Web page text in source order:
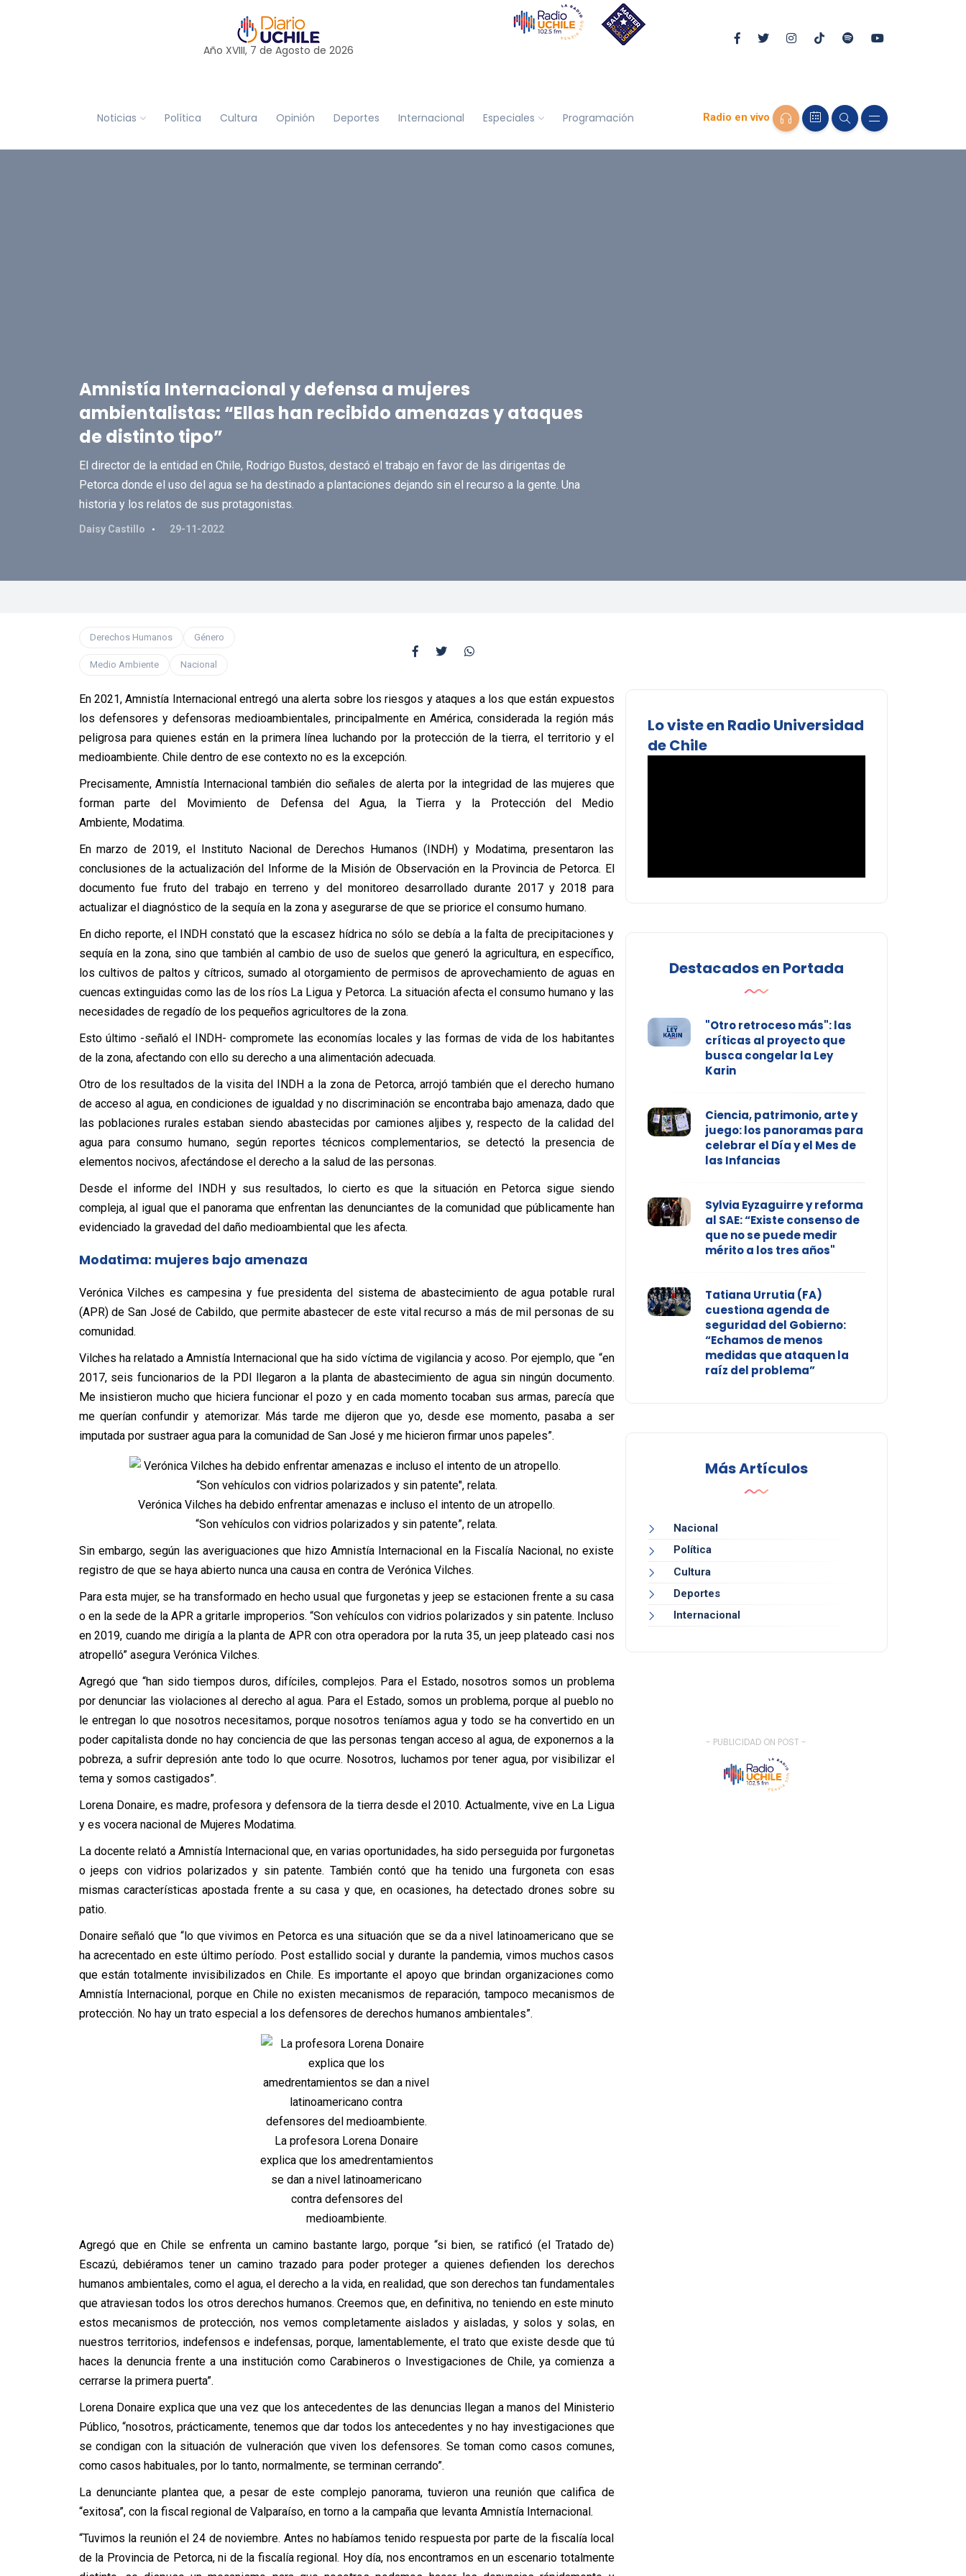
Año XVIII, 7 de Agosto de 2026
Noticias Política Cultura Opinión Deportes Internacional Especiales Programación Radio en vivo
Amnistía Internacional y defensa a mujeres
ambientalistas: “Ellas han recibido amenazas y ataques
de distinto tipo”
El director de la entidad en Chile, Rodrigo Bustos, destacó el trabajo en favor de las dirigentas de
Petorca donde el uso del agua se ha destinado a plantaciones dejando sin el recurso a la gente. Una
historia y los relatos de sus protagonistas.
Daisy Castillo 29-11-2022
Derechos Humanos Género
Medio Ambiente Nacional
En 2021, Amnistía Internacional entregó una alerta sobre los riesgos y ataques a los que están expuestos
los defensores y defensoras medioambientales, principalmente en América, considerada la región más
peligrosa para quienes están en la primera línea luchando por la protección de la tierra, el territorio y el
medioambiente. Chile dentro de ese contexto no es la excepción.
Precisamente, Amnistía Internacional también dio señales de alerta por la integridad de las mujeres que
forman parte del Movimiento de Defensa del Agua, la Tierra y la Protección del Medio
Ambiente, Modatima.
En marzo de 2019, el Instituto Nacional de Derechos Humanos (INDH) y Modatima, presentaron las
conclusiones de la actualización del Informe de la Misión de Observación en la Provincia de Petorca. El
documento fue fruto del trabajo en terreno y del monitoreo desarrollado durante 2017 y 2018 para
actualizar el diagnóstico de la sequía en la zona y asegurarse de que se priorice el consumo humano.
En dicho reporte, el INDH constató que la escasez hídrica no sólo se debía a la falta de precipitaciones y
sequía en la zona, sino que también al cambio de uso de suelos que generó la agricultura, en específico,
los cultivos de paltos y cítricos, sumado al otorgamiento de permisos de aprovechamiento de aguas en
cuencas extinguidas como las de los ríos La Ligua y Petorca. La situación afecta el consumo humano y las
necesidades de regadío de los pequeños agricultores de la zona.
Esto último -señaló el INDH- compromete las economías locales y las formas de vida de los habitantes
de la zona, afectando con ello su derecho a una alimentación adecuada.
Otro de los resultados de la visita del INDH a la zona de Petorca, arrojó también que el derecho humano
de acceso al agua, en condiciones de igualdad y no discriminación se encontraba bajo amenaza, dado que
las poblaciones rurales estaban siendo abastecidas por camiones aljibes y, respecto de la calidad del
agua para consumo humano, según reportes técnicos complementarios, se detectó la presencia de
elementos nocivos, afectándose el derecho a la salud de las personas.
Desde el informe del INDH y sus resultados, lo cierto es que la situación en Petorca sigue siendo
compleja, al igual que el panorama que enfrentan las denunciantes de la comunidad que públicamente han
evidenciado la gravedad del daño medioambiental que les afecta.
Modatima: mujeres bajo amenaza
Verónica Vilches es campesina y fue presidenta del sistema de abastecimiento de agua potable rural
(APR) de San José de Cabildo, que permite abastecer de este vital recurso a más de mil personas de su
comunidad.
Vilches ha relatado a Amnistía Internacional que ha sido víctima de vigilancia y acoso. Por ejemplo, que “en
2017, seis funcionarios de la PDI llegaron a la planta de abastecimiento de agua sin ningún documento.
Me insistieron mucho que hiciera funcionar el pozo y en cada momento tocaban sus armas, parecía que
me querían confundir y atemorizar. Más tarde me dijeron que yo, desde ese momento, pasaba a ser
imputada por sustraer agua para la comunidad de San José y me hicieron firmar unos papeles”.
Verónica Vilches ha debido enfrentar amenazas e incluso el intento de un atropello.
“Son vehículos con vidrios polarizados y sin patente”, relata.
Sin embargo, según las averiguaciones que hizo Amnistía Internacional en la Fiscalía Nacional, no existe
registro de que se haya abierto nunca una causa en contra de Verónica Vilches.
Para esta mujer, se ha transformado en hecho usual que furgonetas y jeep se estacionen frente a su casa
o en la sede de la APR a gritarle improperios. “Son vehículos con vidrios polarizados y sin patente. Incluso
en 2019, cuando me dirigía a la planta de APR con otra operadora por la ruta 35, un jeep plateado casi nos
atropelló” asegura Verónica Vilches.
Agregó que “han sido tiempos duros, difíciles, complejos. Para el Estado, nosotros somos un problema
por denunciar las violaciones al derecho al agua. Para el Estado, somos un problema, porque al pueblo no
le entregan lo que nosotros necesitamos, porque nosotros teníamos agua y todo se ha convertido en un
poder capitalista donde no hay conciencia de que las personas tengan acceso al agua, de exponernos a la
pobreza, a sufrir depresión ante todo lo que ocurre. Nosotros, luchamos por tener agua, por visibilizar el
tema y somos castigados”.
Lorena Donaire, es madre, profesora y defensora de la tierra desde el 2010. Actualmente, vive en La Ligua
y es vocera nacional de Mujeres Modatima.
La docente relató a Amnistía Internacional que, en varias oportunidades, ha sido perseguida por furgonetas
o jeeps con vidrios polarizados y sin patente. También contó que ha tenido una furgoneta con esas
mismas características apostada frente a su casa y que, en ocasiones, ha detectado drones sobre su
patio.
Donaire señaló que “lo que vivimos en Petorca es una situación que se da a nivel latinoamericano que se
ha acrecentado en este último período. Post estallido social y durante la pandemia, vimos muchos casos
que están totalmente invisibilizados en Chile. Es importante el apoyo que brindan organizaciones como
Amnistía Internacional, porque en Chile no existen mecanismos de reparación, tampoco mecanismos de
protección. No hay un trato especial a los defensores de derechos humanos ambientales”.
La profesora Lorena Donaire
explica que los amedrentamientos
se dan a nivel latinoamericano
contra defensores del
medioambiente.
Agregó que en Chile se enfrenta un camino bastante largo, porque “si bien, se ratificó (el Tratado de)
Escazú, debiéramos tener un camino trazado para poder proteger a quienes defienden los derechos
humanos ambientales, como el agua, el derecho a la vida, en realidad, que son derechos tan fundamentales
que atraviesan todos los otros derechos humanos. Creemos que, en definitiva, no teniendo en este minuto
estos mecanismos de protección, nos vemos completamente aislados y aisladas, y solos y solas, en
nuestros territorios, indefensos e indefensas, porque, lamentablemente, el trato que existe desde que tú
haces la denuncia frente a una institución como Carabineros o Investigaciones de Chile, ya comienza a
cerrarse la primera puerta”.
Lorena Donaire explica que una vez que los antecedentes de las denuncias llegan a manos del Ministerio
Público, “nosotros, prácticamente, tenemos que dar todos los antecedentes y no hay investigaciones que
se condigan con la situación de vulneración que viven los defensores. Se toman como casos comunes,
como casos habituales, por lo tanto, normalmente, se terminan cerrando”.
La denunciante plantea que, a pesar de este complejo panorama, tuvieron una reunión que califica de
“exitosa”, con la fiscal regional de Valparaíso, en torno a la campaña que levanta Amnistía Internacional.
“Tuvimos la reunión el 24 de noviembre. Antes no habíamos tenido respuesta por parte de la fiscalía local
de la Provincia de Petorca, ni de la fiscalía regional. Hoy día, nos encontramos en un escenario totalmente
Lo viste en Radio Universidad
de Chile
Destacados en Portada
"Otro retroceso más": las
críticas al proyecto que
busca congelar la Ley
Karin
Ciencia, patrimonio, arte y
juego: los panoramas para
celebrar el Día y el Mes de
las Infancias
Sylvia Eyzaguirre y reforma
al SAE: “Existe consenso de
que no se puede medir
mérito a los tres años"
Tatiana Urrutia (FA)
cuestiona agenda de
seguridad del Gobierno:
“Echamos de menos
medidas que ataquen la
raíz del problema”
Más Artículos
Nacional
Política
Cultura
Deportes
Internacional
- PUBLICIDAD ON POST -